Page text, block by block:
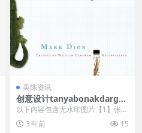
美陈资讯
创意设计tanyabonakdargall
ery美陈创意 (3077)
以下内容包含无水印图片【1】张
，开通会员无障碍浏览 开通VIP会
员 3 年前 15